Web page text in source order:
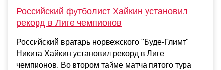
Российский футболист Хайкин установил
рекорд в Лиге чемпионов
Российский вратарь норвежского "Буде-Глимт"
Никита Хайкин установил рекорд в Лиге
чемпионов. Во втором тайме матча пятого тура